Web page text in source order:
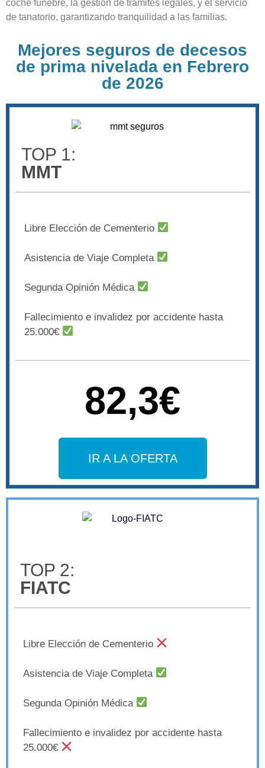
coche fúnebre, la gestión de trámites legales, y el servicio
de tanatorio, garantizando tranquilidad a las familias.
Mejores seguros de decesos
de prima nivelada en Febrero
de 2026
TOP 1:
MMT
Libre Elección de Cementerio
Asistencia de Viaje Completa
Segunda Opinión Médica
Fallecimiento e invalidez por accidente hasta
25.000€
82,3€
IR A LA OFERTA
TOP 2:
FIATC
Libre Elección de Cementerio
Asistencia de Viaje Completa
Segunda Opinión Médica
Fallecimiento e invalidez por accidente hasta
25.000€